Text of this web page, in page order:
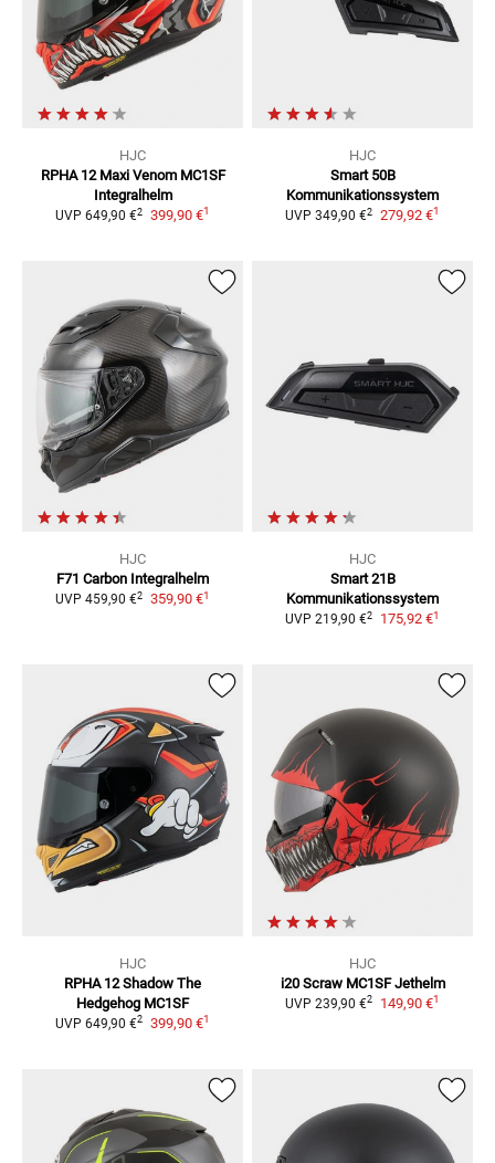
HJC
RPHA 12 Maxi Venom MC1SF
Integralhelm
UVP 649,90 €2 399,90 €1
HJC
Smart 50B
Kommunikationssystem
UVP 349,90 €2 279,92 €1
HJC
F71 Carbon Integralhelm
UVP 459,90 €2 359,90 €1
HJC
Smart 21B
Kommunikationssystem
UVP 219,90 €2 175,92 €1
HJC
RPHA 12 Shadow The
Hedgehog MC1SF
UVP 649,90 €2 399,90 €1
HJC
i20 Scraw MC1SF Jethelm
UVP 239,90 €2 149,90 €1